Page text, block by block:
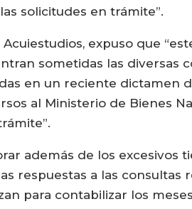
solicitudes en trámite”.
expuso que
sometidas las diversas
en un reciente dictamen
al Ministerio de Bienes
además de los excesivos
respuestas a las consultas
para contabilizar los